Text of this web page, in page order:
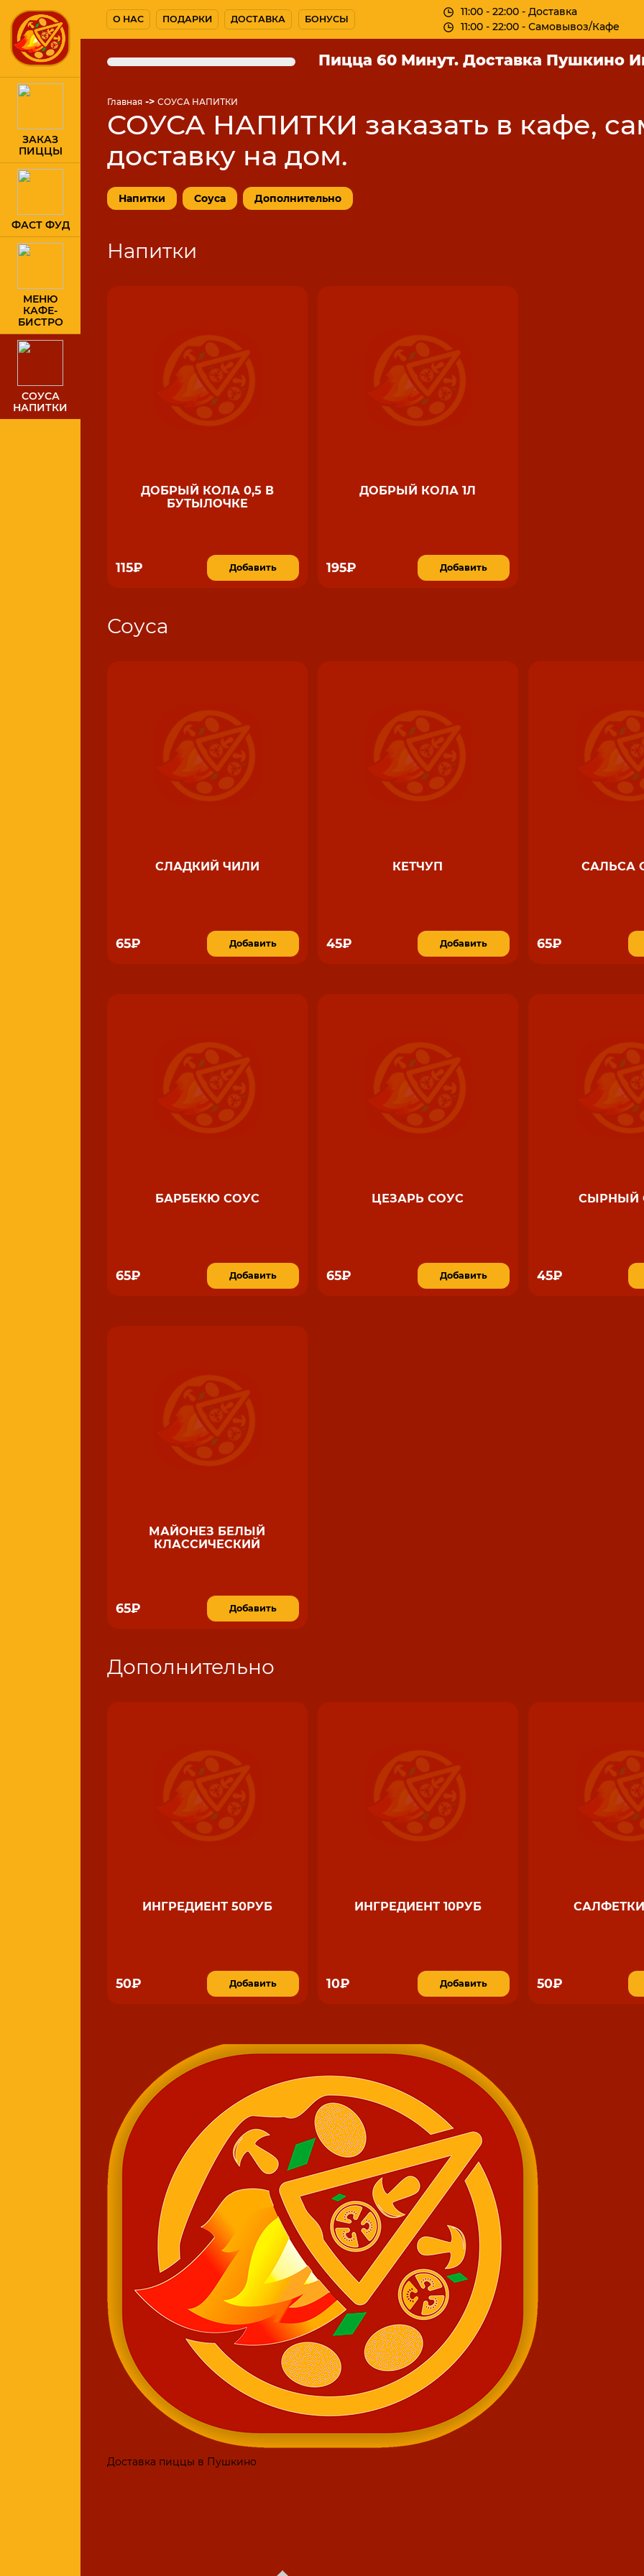
ЗАКАЗ
ПИЦЦЫ
ФАСТ ФУД
МЕНЮ
КАФЕ-
БИСТРО
СОУСА
НАПИТКИ
О НАС ПОДАРКИ ДОСТАВКА БОНУСЫ
11:00 - 22:00 - Доставка
11:00 - 22:00 - Самовывоз/Кафе
Пицца 60 Минут. Доставка Пушкино
Главная -> СОУСА НАПИТКИ
СОУСА НАПИТКИ заказать в кафе,
доставку на дом.
Напитки Соуса Дополнительно
Напитки
ДОБРЫЙ КОЛА 0,5 В
БУТЫЛОЧКЕ
115₽ Добавить
ДОБРЫЙ КОЛА 1Л
195₽ Добавить
Соуса
СЛАДКИЙ ЧИЛИ
65₽ Добавить
КЕТЧУП
45₽ Добавить
САЛЬСА
65₽
БАРБЕКЮ СОУС
65₽ Добавить
ЦЕЗАРЬ СОУС
65₽ Добавить
СЫРНЫЙ
45₽
МАЙОНЕЗ БЕЛЫЙ
КЛАССИЧЕСКИЙ
65₽ Добавить
Дополнительно
ИНГРЕДИЕНТ 50РУБ
50₽ Добавить
ИНГРЕДИЕНТ 10РУБ
10₽ Добавить 50₽
Доставка пиццы в Пушкино